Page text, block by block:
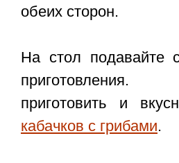
обеих сторон.
На стол подавайте
приготовления.
приготовить и
кабачков с грибами.